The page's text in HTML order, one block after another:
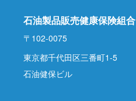
石油製品販売健康保険組合
〒102-0075
東京都千代田区三番町1-5
石油健保ビル